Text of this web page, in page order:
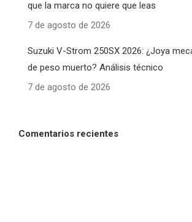
que la marca no quiere que leas
7 de agosto de 2026
Suzuki V-Strom 250SX 2026: ¿Joya
de peso muerto? Análisis técnico
7 de agosto de 2026
Comentarios recientes